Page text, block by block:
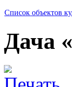
Список объектов
Дача